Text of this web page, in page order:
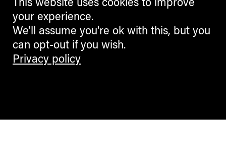
This website uses cookies to improve
your experience.
We'll assume you're ok with this, but you
can opt-out if you wish.
Privacy policy